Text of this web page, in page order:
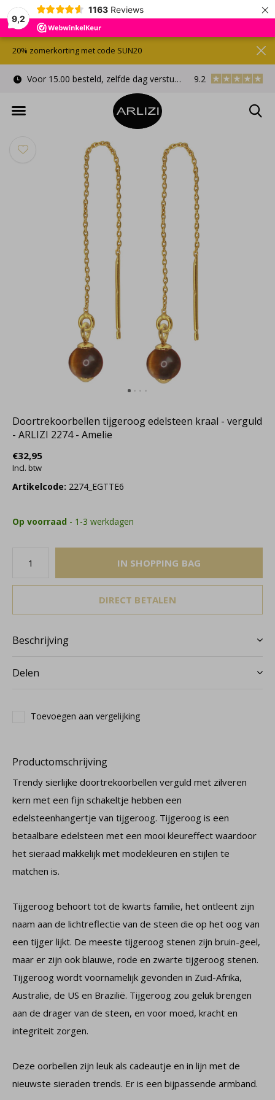
9,2
1163 Reviews ×
Voor 15.00 besteld, zelfde dag verstuurd Gratis
9.2
20% zomerkorting met code SUN20
Doortrekoorbellen tijgeroog edelsteen kraal - verguld
- ARLIZI 2274 - Amelie
€32,95
Incl. btw
Artikelcode: 2274_EGTTE6
Op voorraad - 1-3 werkdagen
IN SHOPPING BAG
DIRECT BETALEN
Beschrijving
Delen
Toevoegen aan vergelijking
Productomschrijving
Trendy sierlijke doortrekoorbellen verguld met zilveren
kern met een fijn schakeltje hebben een
edelsteenhangertje van tijgeroog. Tijgeroog is een
betaalbare edelsteen met een mooi kleureffect waardoor
het sieraad makkelijk met modekleuren en stijlen te
matchen is.
Tijgeroog behoort tot de kwarts familie, het ontleent zijn
naam aan de lichtreflectie van de steen die op het oog van
een tijger lijkt. De meeste tijgeroog stenen zijn bruin-geel,
maar er zijn ook blauwe, rode en zwarte tijgeroog stenen.
Tijgeroog wordt voornamelijk gevonden in Zuid-Afrika,
Australië, de US en Brazilië. Tijgeroog zou geluk brengen
aan de drager van de steen, en voor moed, kracht en
integriteit zorgen.
Deze oorbellen zijn leuk als cadeautje en in lijn met de
nieuwste sieraden trends. Er is een bijpassende armband.